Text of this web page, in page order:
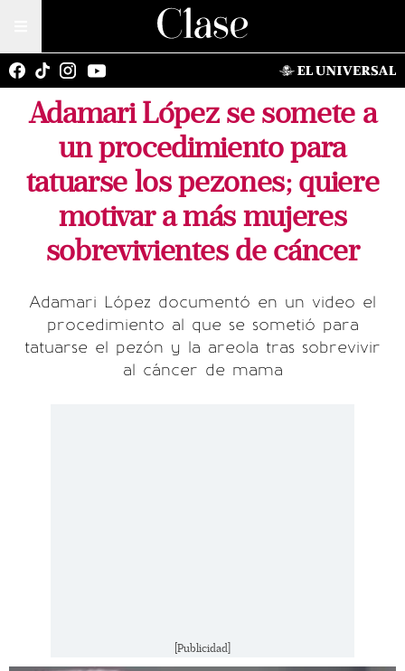
Adamari López se somete a
un procedimiento para
tatuarse los pezones; quiere
motivar a más mujeres
sobrevivientes de cáncer
Adamari López documentó en un video el
procedimiento al que se sometió para
tatuarse el pezón y la areola tras sobrevivir
al cáncer de mama
[Publicidad]